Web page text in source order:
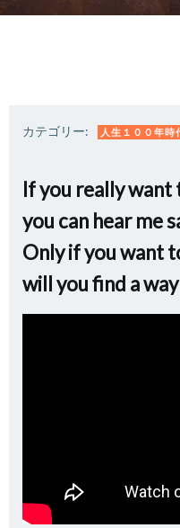
カテゴリー: 人生１００年時
If you really want
you can hear me
Only if you want
will you find a way